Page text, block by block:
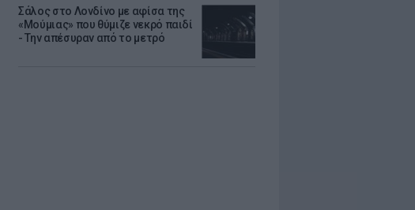
Σάλος στο Λονδίνο με αφίσα της
«Μούμιας» που θύμιζε νεκρό παιδί
- Την απέσυραν από το μετρό